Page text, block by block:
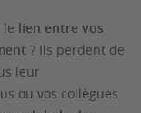
le lien entre vos
? Ils perdent de
leur
ou vos collègues